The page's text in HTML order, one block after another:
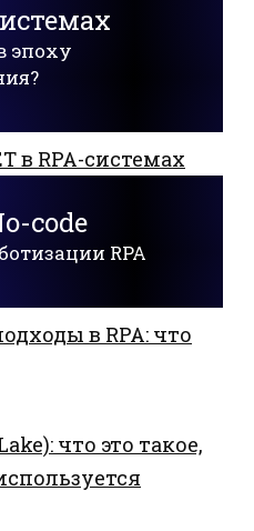
эпоху
в RPA-системах
code
RPA
в RPA: что
что это такое,